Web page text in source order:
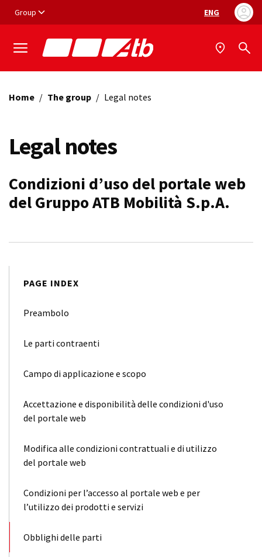
Group Language
ENG
Home / The group / Legal notes
Legal notes
Condizioni d’uso del portale web
del Gruppo ATB Mobilità S.p.A.
PAGE INDEX
Preambolo
Le parti contraenti
Campo di applicazione e scopo
Accettazione e disponibilità delle condizioni d'uso
del portale web
Modifica alle condizioni contrattuali e di utilizzo
del portale web
Condizioni per l’accesso al portale web e per
l’utilizzo dei prodotti e servizi
Obblighi delle parti